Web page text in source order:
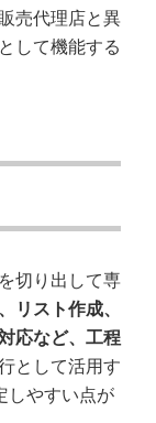
売代理店と異
して機能する
切り出して専
リスト作成、
応など、工程
として活用す
しやすい点が